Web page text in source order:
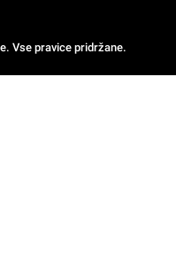
Vse pravice pridržane.